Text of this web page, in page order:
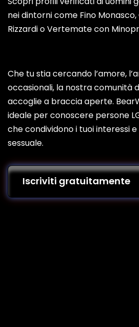
nei dintorni come Fino
Rizzardi o Vertemate con
Che tu stia cercando l’amore,
occasionali, la nostra comunità
accoglie a braccia aperte.
ideale per conoscere persone
che condividono i tuoi interessi
sessuale.
Iscriviti gratuitamente